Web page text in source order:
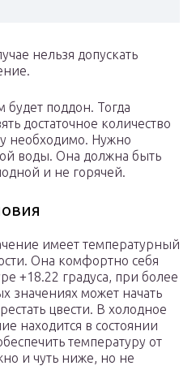
нельзя допускать
поддон. Тогда
достаточное количество
необходимо. Нужно
воды. Она должна быть
и не горячей.
имеет температурный
Она комфортно себя
+18.22 градуса, при более
значениях может начать
цвести. В холодное
находится в состоянии
температуру от
и чуть ниже, но не